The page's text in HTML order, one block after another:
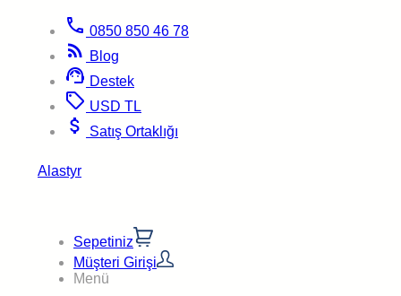
phone 0850 850 46 78
rss_feed Blog
support_agent Destek
sell USD TL
attach_money Satış Ortaklığı
Alastyr
Sepetiniz
Müşteri Girişi
Menü
Altyapı
Anasayfa >
Ekonomik Mail
Ekonomik Mailile tüm e-posta süreçlerinizi kolayca
yönetin. Yüksek disk alanı ve otomatik yedekleme ile